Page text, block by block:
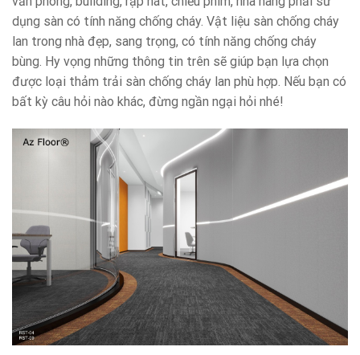
dụng sàn có tính năng chống cháy. Vật liệu sàn chống cháy
lan trong nhà đẹp, sang trọng, có tính năng chống cháy
bùng. Hy vọng những thông tin trên sẽ giúp bạn lựa chọn
được loại thảm trải sàn chống cháy lan phù hợp. Nếu bạn có
bất kỳ câu hỏi nào khác, đừng ngần ngại hỏi nhé!